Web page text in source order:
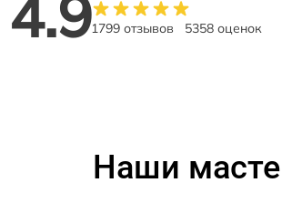
4.91799 отзывов 5358 оценок
Наши